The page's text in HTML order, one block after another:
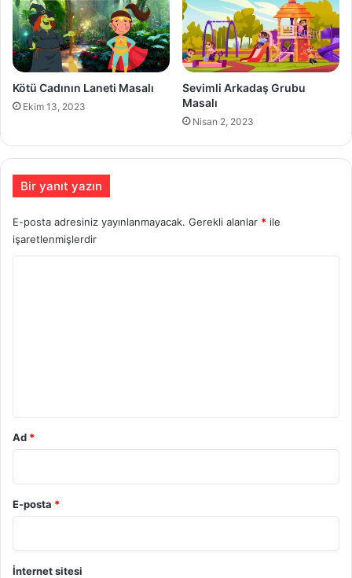
Kötü Cadının Laneti Masalı
Ekim 13, 2023
Sevimli Arkadaş Grubu
Masalı
Nisan 2, 2023
Bir yanıt yazın
E-posta adresiniz yayınlanmayacak. Gerekli alanlar * ile
işaretlenmişlerdir
Ad *
E-posta *
İnternet sitesi